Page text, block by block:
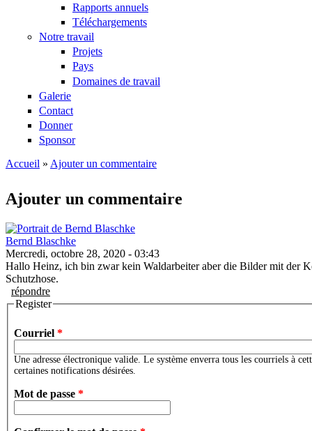
Rapports annuels
Téléchargements
Notre travail
Projets
Pays
Domaines de travail
Galerie
Contact
Donner
Sponsor
Accueil » Ajouter un commentaire
Ajouter un commentaire
Bernd Blaschke
Mercredi, octobre 28, 2020 - 03:43
Hallo Heinz, ich bin zwar kein Waldarbeiter aber die Bilder mit der
Schutzhose.
répondre
Register
Courriel *
Une adresse électronique valide. Le système enverra tous les courriels à
certaines notifications désirées.
Mot de passe *